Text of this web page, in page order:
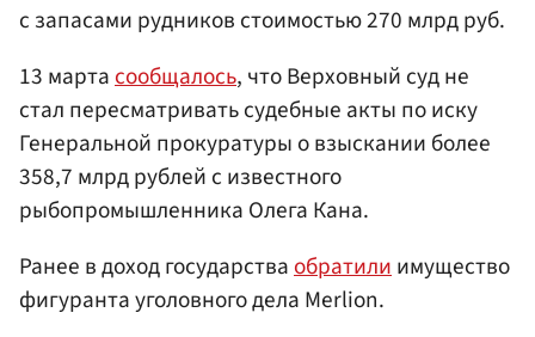
с запасами рудников стоимостью 270 млрд руб.
13 мартасообщалось, что Верховный суд не
стал пересматривать судебные акты по иску
Генеральной прокуратуры о взыскании более
358,7 млрд рублей с известного
рыбопромышленника Олега Кана.
Ранее в доход государстваобратилиимущество
фигуранта уголовного дела Merlion.